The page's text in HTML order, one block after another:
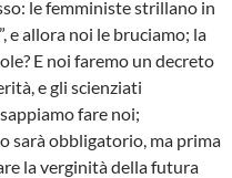
le femministe strillano in
e allora noi le bruciamo; la
E noi faremo un decreto
e gli scienziati
fare noi;
sarà obbligatorio, ma prima
la verginità della futura